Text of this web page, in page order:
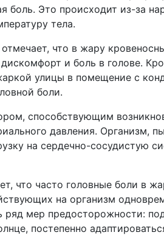
боль. Это происходит из-за
тела.
что в жару
и боль в голове.
улицы в помещение с
боли.
способствующим
давления. Организм,
на сердечно-сосудистую
что часто головные боли в
на организм
мер предосторожности:
постепенно